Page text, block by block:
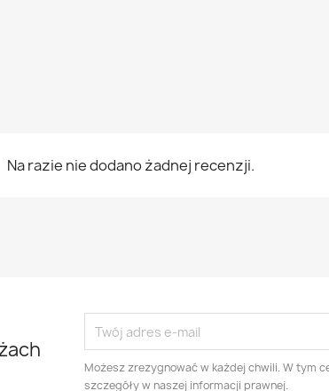
Na razie nie dodano żadnej recenzji.
Możesz zrezygnować w każdej chwili. W tym
szczegóły w naszej informacji prawnej.